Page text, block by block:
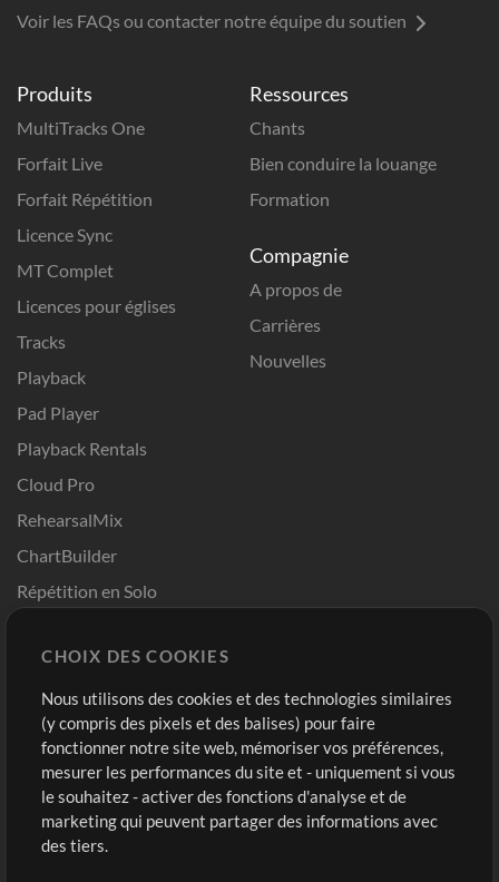
Produits
MultiTracks One
Forfait Live
Forfait Répétition
Licence Sync
MT Complet
Licences pour églises
Tracks
Playback
Pad Player
Playback Rentals
Cloud Pro
RehearsalMix
ChartBuilder
Répétition en Solo
Modèles ProPresenter
Sons
Ressources
Chants
Bien conduire la louange
Formation
Compagnie
A propos de
Carrières
Nouvelles
Boutique
Acheter des crédits
Contenu gratuit
Demander les pistes
Compte
Connexion
S'inscrire
Voir les FAQs ou contacter notre équipe du soutien
CHOIX DES COOKIES
Nous utilisons des cookies et des technologies similaires
(y compris des pixels et des balises) pour faire
fonctionner notre site web, mémoriser vos préférences,
mesurer les performances du site et - uniquement si vous
le souhaitez - activer des fonctions d'analyse et de
marketing qui peuvent partager des informations avec
des tiers.